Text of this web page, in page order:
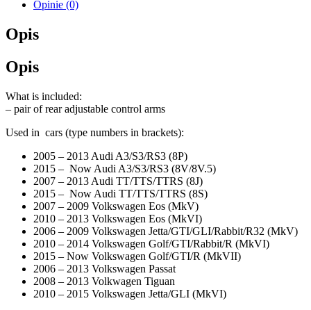
Opinie (0)
Opis
Opis
What is included:
– pair of rear adjustable control arms
Used in cars (type numbers in brackets):
2005 – 2013 Audi A3/S3/RS3 (8P)
2015 – Now Audi A3/S3/RS3 (8V/8V.5)
2007 – 2013 Audi TT/TTS/TTRS (8J)
2015 – Now Audi TT/TTS/TTRS (8S)
2007 – 2009 Volkswagen Eos (MkV)
2010 – 2013 Volkswagen Eos (MkVI)
2006 – 2009 Volkswagen Jetta/GTI/GLI/Rabbit/R32 (MkV)
2010 – 2014 Volkswagen Golf/GTI/Rabbit/R (MkVI)
2015 – Now Volkswagen Golf/GTI/R (MkVII)
2006 – 2013 Volkswagen Passat
2008 – 2013 Volkwagen Tiguan
2010 – 2015 Volkswagen Jetta/GLI (MkVI)